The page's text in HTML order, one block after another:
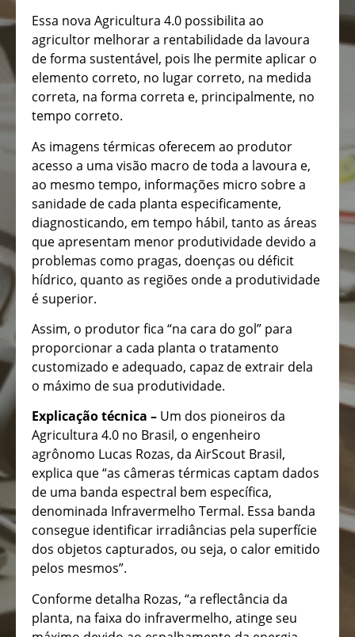
Essa nova Agricultura 4.0 possibilita ao
agricultor melhorar a rentabilidade da lavoura
de forma sustentável, pois lhe permite aplicar o
elemento correto, no lugar correto, na medida
correta, na forma correta e, principalmente, no
tempo correto.
As imagens térmicas oferecem ao produtor
acesso a uma visão macro de toda a lavoura e,
ao mesmo tempo, informações micro sobre a
sanidade de cada planta especificamente,
diagnosticando, em tempo hábil, tanto as áreas
que apresentam menor produtividade devido a
problemas como pragas, doenças ou déficit
hídrico, quanto as regiões onde a produtividade
é superior.
Assim, o produtor fica “na cara do gol” para
proporcionar a cada planta o tratamento
customizado e adequado, capaz de extrair dela
o máximo de sua produtividade.
Explicação técnica – Um dos pioneiros da
Agricultura 4.0 no Brasil, o engenheiro
agrônomo Lucas Rozas, da AirScout Brasil,
explica que “as câmeras térmicas captam dados
de uma banda espectral bem específica,
denominada Infravermelho Termal. Essa banda
consegue identificar irradiâncias pela superfície
dos objetos capturados, ou seja, o calor emitido
pelos mesmos”.
Conforme detalha Rozas, “a reflectância da
planta, na faixa do infravermelho, atinge seu